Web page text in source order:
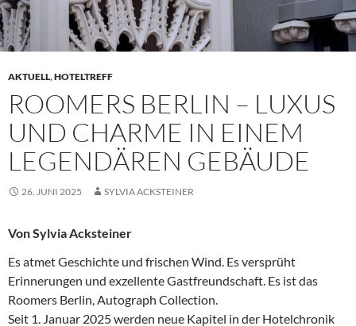
AKTUELL,HOTELTREFF
ROOMERS BERLIN – LUXUS
UND CHARME IN EINEM
LEGENDÄREN GEBÄUDE
26. JUNI 2025 SYLVIA ACKSTEINER
Von Sylvia Acksteiner
Es atmet Geschichte und frischen Wind. Es versprüht
Erinnerungen und exzellente Gastfreundschaft. Es ist das
Roomers Berlin, Autograph Collection.
Seit 1. Januar 2025 werden neue Kapitel in der Hotelchronik